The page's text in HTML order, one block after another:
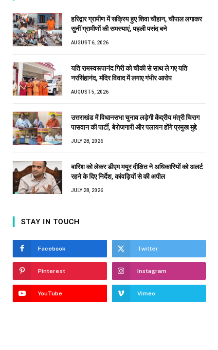
हरिद्वार ग्रामीण में सक्रिय हुए शिवा चौहान, चौपाल लगाकर
सुनीं ग्रामीणों की समस्याएं, पहली पसंद बने
AUGUST 6, 2026
यति रामस्वरूपानंद गिरी को चौकी से साथ ले गए यति
नरसिंहानंद, मंदिर विवाद में लगाए गंभीर आरोप
AUGUST 5, 2026
उत्तराखंड में विधानसभा चुनाव लड़ेगी केंद्रीय मंत्री चिराग
पासवान की पार्टी, बेरोजगारी और पलायन होंगे प्रमुख मुद्दे
JULY 28, 2026
बारिश को लेकर डीएम मयूर दीक्षित ने अधिकारियों को अलर्ट
रहने के दिए निर्देश, कांवड़ियों से की अपील
JULY 28, 2026
STAY IN TOUCH
Facebook Twitter
Pinterest Instagram
YouTube Vimeo